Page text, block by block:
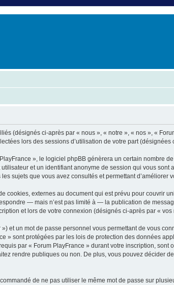
(désignés ci-après par « nous », « notre », « nos », «
lors des sessions d’utilisation de votre part (désignées
», le logiciel phpBB génèrera un certain nombre
et un identifiant anonyme de session qui vous
sujets que vous avez consultés et permettant d’améliorer
externes au document qui est prévu pour couvrir
— mais n’est pas limité à — la publication de
et lors de votre connexion (désignés ci-après par « vos
et un mot de passe personnel vous permettant de vous
sont protégées par les lois de protection des données
par « Forum PlayFrance » durant votre inscription,
rendre publiques ou non. De plus, vous pouvez décider
de ne pas utiliser le même mot de passe sur